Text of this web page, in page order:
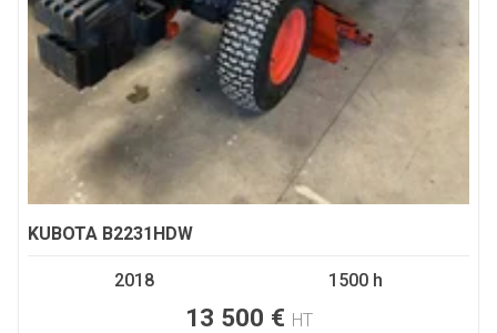
KUBOTA B2231HDW
2018 1500 h
13 500 € HT